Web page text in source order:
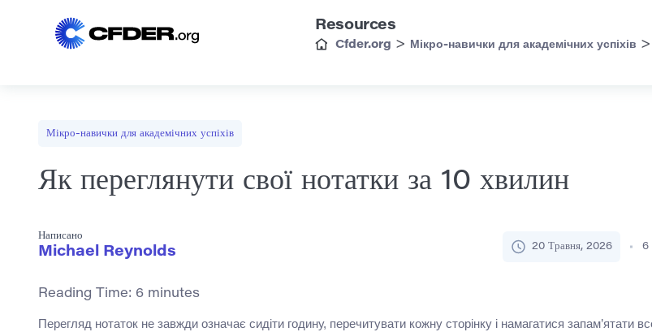
Resources
Cfder.org > Мікро-навички для академічних успіхів >
Мікро-навички для академічних успіхів
Як переглянути свої нотатки за 10 хвилин
Написано
Michael Reynolds 20 Травня, 2026 6
Reading Time: 6 minutes
Перегляд нотаток не завжди означає сидіти годину, перечитувати кожну сторінку і намагатися запам’ятати